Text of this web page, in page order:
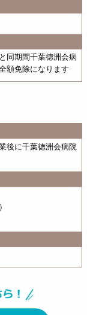
同期間千葉徳洲会病
額免除になります
後に千葉徳洲会病院